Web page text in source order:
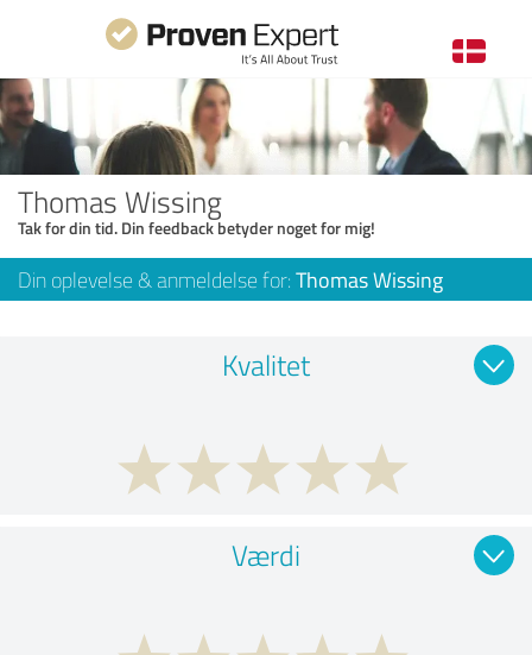
Thomas Wissing
Tak for din tid. Din feedback betyder noget for mig!
Din oplevelse & anmeldelse for: Thomas Wissing
Kvalitet
Værdi